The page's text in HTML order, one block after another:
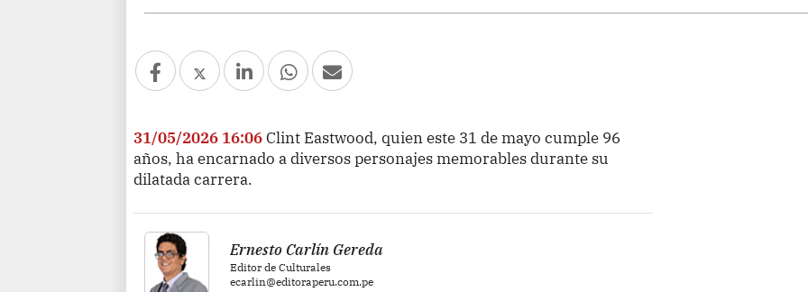
31/05/2026 16:06Clint Eastwood, quien este 31 de mayo cumple 96
años, ha encarnado a diversos personajes memorables durante su
dilatada carrera.
Ernesto Carlín Gereda
Editor de Culturales
ecarlin@editoraperu.com.pe